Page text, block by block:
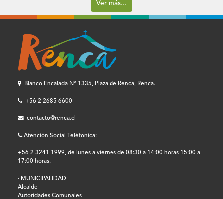
Ver más...
Blanco Encalada Nº 1335, Plaza de Renca, Renca.
+56 2 2685 6600
contacto@renca.cl
Atención Social Teléfonica:
+56 2 3241 1999, de lunes a viernes de 08:30 a 14:00 horas 15:00 a
17:00 horas.
· MUNICIPALIDAD
Alcalde
Autoridades Comunales